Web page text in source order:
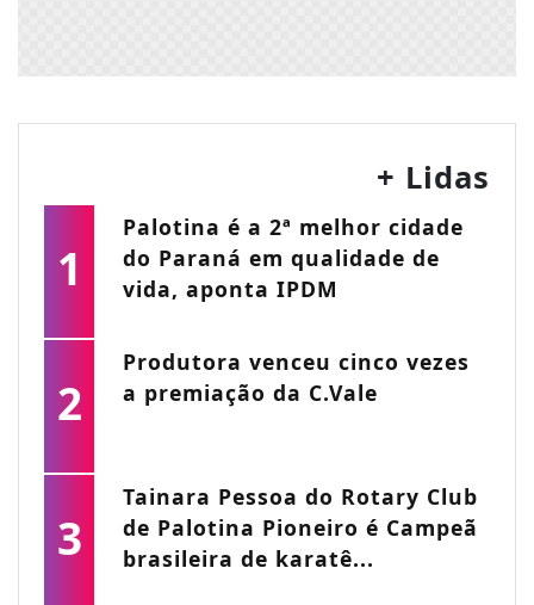
+ Lidas
1
Palotina é a 2ª melhor cidade
do Paraná em qualidade de
vida, aponta IPDM
2
Produtora venceu cinco vezes
a premiação da C.Vale
3
Tainara Pessoa do Rotary Club
de Palotina Pioneiro é Campeã
brasileira de karatê...